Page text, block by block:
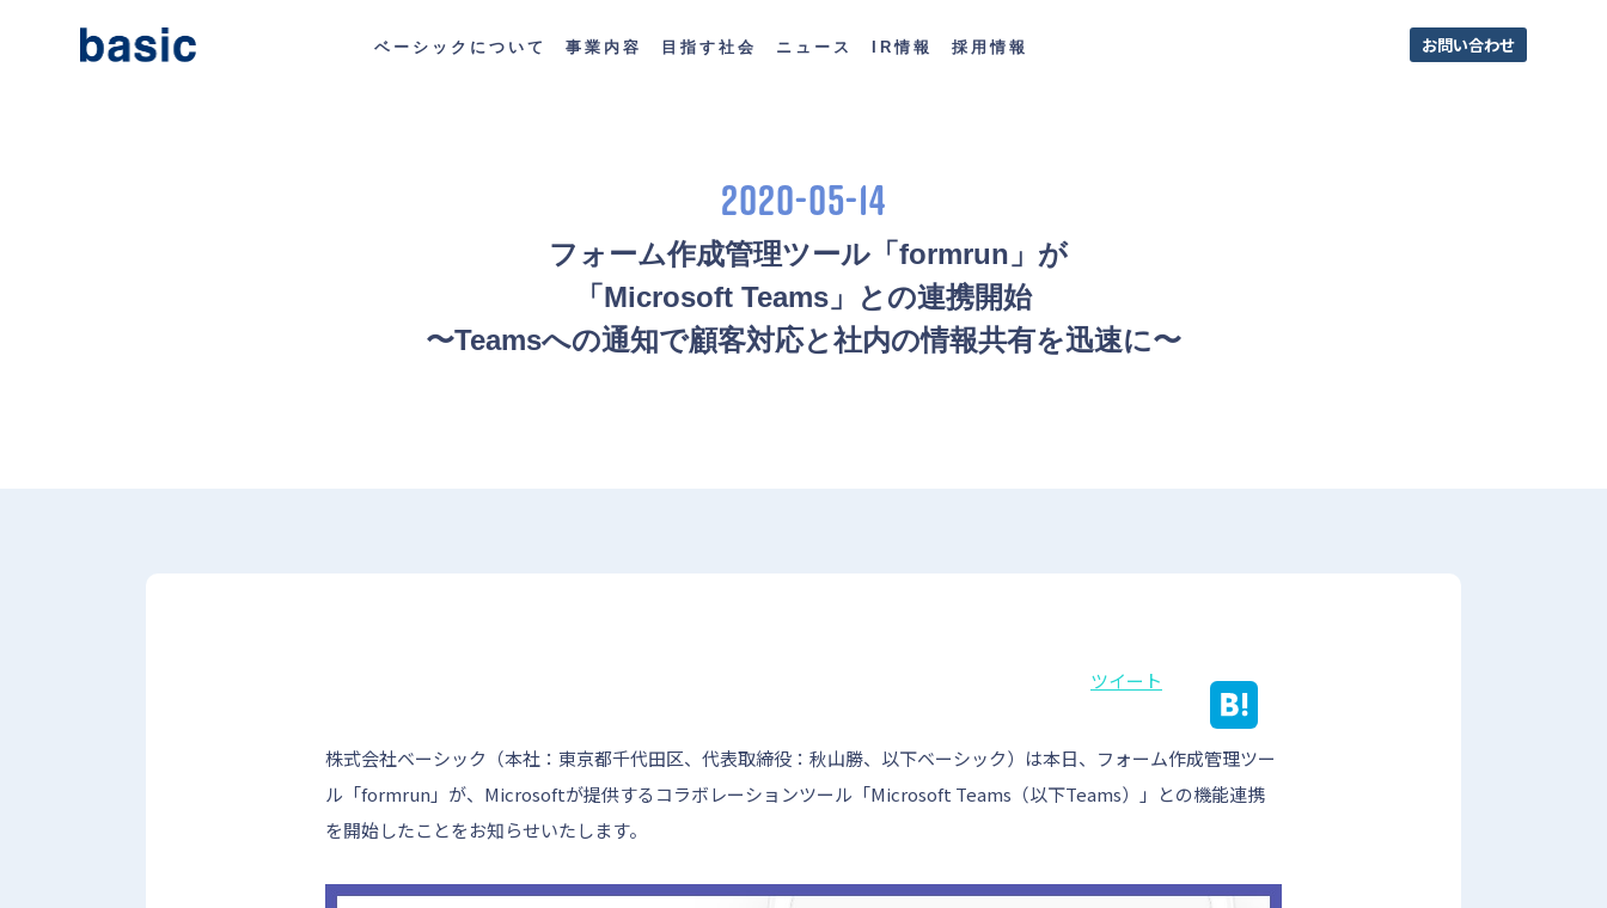
ベーシックについて 事業内容 目指す社会 ニュース IR情報 採用情報 お問い合わせ
2020-05-14
フォーム作成管理ツール「formrun」が
「Microsoft Teams」との連携開始
〜Teamsへの通知で顧客対応と社内の情報共有を迅速に〜
ツイート
株式会社ベーシック（本社：東京都千代田区、代表取締役：秋山勝、以下ベーシック）は本日、フォーム作成管理ツー
ル「formrun」が、Microsoftが提供するコラボレーションツール「Microsoft Teams（以下Teams）」との機能連携
を開始したことをお知らせいたします。